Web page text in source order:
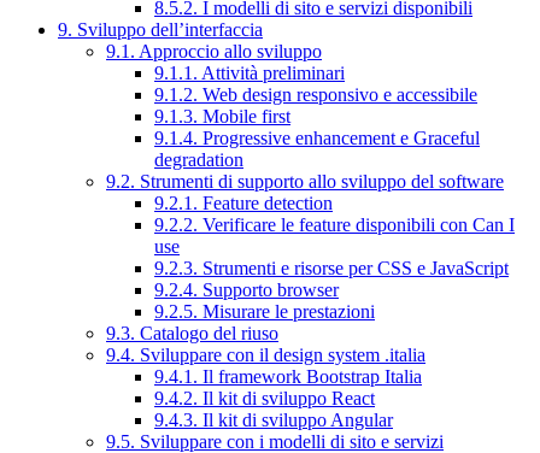
8.5.2. I modelli di sito e servizi disponibili
9. Sviluppo dell’interfaccia
9.1. Approccio allo sviluppo
9.1.1. Attività preliminari
9.1.2. Web design responsivo e accessibile
9.1.3. Mobile first
9.1.4. Progressive enhancement e Graceful
degradation
9.2. Strumenti di supporto allo sviluppo del software
9.2.1. Feature detection
9.2.2. Verificare le feature disponibili con Can I
use
9.2.3. Strumenti e risorse per CSS e JavaScript
9.2.4. Supporto browser
9.2.5. Misurare le prestazioni
9.3. Catalogo del riuso
9.4. Sviluppare con il design system .italia
9.4.1. Il framework Bootstrap Italia
9.4.2. Il kit di sviluppo React
9.4.3. Il kit di sviluppo Angular
9.5. Sviluppare con i modelli di sito e servizi